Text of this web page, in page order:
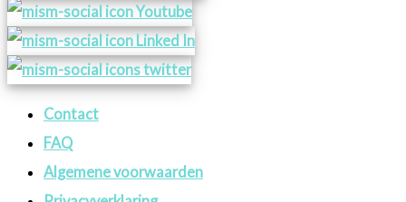
Contact
FAQ
Algemene voorwaarden